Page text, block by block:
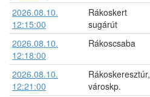
2026.08.10.
12:15:00
Rákoskert
sugárút
2026.08.10.
12:18:00
Rákoscsaba
2026.08.10.
12:21:00
Rákoskeresztúr,
városkp.